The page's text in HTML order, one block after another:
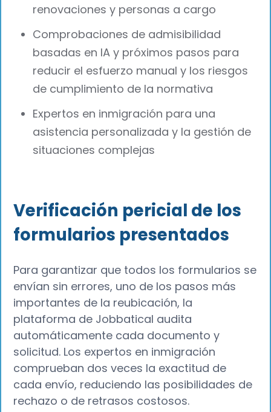
renovaciones y personas a cargo
Comprobaciones de admisibilidad
basadas en IA y próximos pasos para
reducir el esfuerzo manual y los riesgos
de cumplimiento de la normativa
Expertos en inmigración para una
asistencia personalizada y la gestión de
situaciones complejas
Verificación pericial de los
formularios presentados
Para garantizar que todos los formularios se
envían sin errores, uno de los pasos más
importantes de la reubicación, la
plataforma de Jobbatical audita
automáticamente cada documento y
solicitud. Los expertos en inmigración
comprueban dos veces la exactitud de
cada envío, reduciendo las posibilidades de
rechazo o de retrasos costosos.